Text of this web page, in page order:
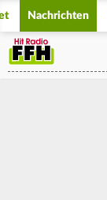
Nachrichten